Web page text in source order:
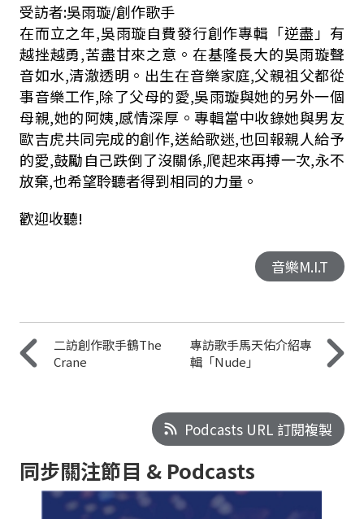
受訪者:吳雨璇/創作歌手
在而立之年,吳雨璇自費發行創作專輯「逆盡」有
越挫越勇,苦盡甘來之意。在基隆長大的吳雨璇聲
音如水,清澈透明。出生在音樂家庭,父親祖父都從
事音樂工作,除了父母的愛,吳雨璇與她的另外一個
母親,她的阿姨,感情深厚。專輯當中收錄她與男友
歐吉虎共同完成的創作,送給歌迷,也回報親人給予
的愛,鼓勵自己跌倒了沒關係,爬起來再搏一次,永不
放棄,也希望聆聽者得到相同的力量。
歡迎收聽!
音樂M.I.T
二訪創作歌手鶴The
Crane
專訪歌手馬天佑介紹專
輯「Nude」
Podcasts URL 訂閱複製
同步關注節目 & Podcasts